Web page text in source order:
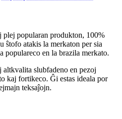
plej popularan produkton, 100%
ŝtofo atakis la merkaton per sia
populareco en la brazila merkato.
slubfadeno en pezoj
kaj fortikeco. Ĝi estas ideala por
teksaĵojn.